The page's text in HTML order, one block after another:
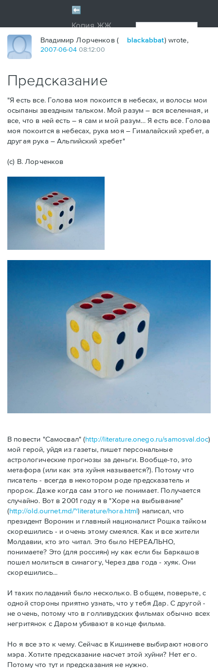
Владимир Лорченков ( blackabbat) wrote,
2007-06-04 08:12:00
Предсказание
"Я есть все. Голова моя покоится в небесах, и волосы мои
осыпаны звездным тальком. Мой разум – вся вселенная, и
все, что в ней есть – я сам и мой разум… Я есть все. Голова
моя покоится в небесах, рука моя – Гималайский хребет, а
другая рука – Альпийский хребет"
(с) В. Лорченков
В повести "Самосвал" (http://literature.onego.ru/samosval.doc)
мой герой, уйдя из газеты, пишет персональные
астрологические прогнозы за деньги. Вообще-то, это
метафора (или как эта хуйня называется?). Потому что
писатель - всегда в некотором роде предсказатель и
пророк. Даже когда сам этого не понимает. Получается
случайно. Вот в 2001 году я в "Хоре на выбывание"
(http://old.ournet.md/~literature/hora.html) написал, что
президент Воронин и главный националист Рошка тайком
скорешились - и очень этому смеялся. Как и все жители
Молдавии, кто это читал. Это было НЕРЕАЛЬНО,
понимаете? Это (для россиян) ну как если бы Баркашов
пошел молиться в синагогу, Через два года - хуяк. Они
скорешились...
И таких поладаний было несколько. В общем, поверьте, с
одной стороны приятно узнать, что у тебя Дар. С другой -
не очень, потому что в голливудских фильмах обычно всех
негритянок с Даром убивают в конце фильма.
Но я все это к чему. Сейчас в Кишиневе выбирают нового
мэра. Хотите предсказание насчет этой хуйни? Нет его.
Потому что тут и предсказания не нужно.